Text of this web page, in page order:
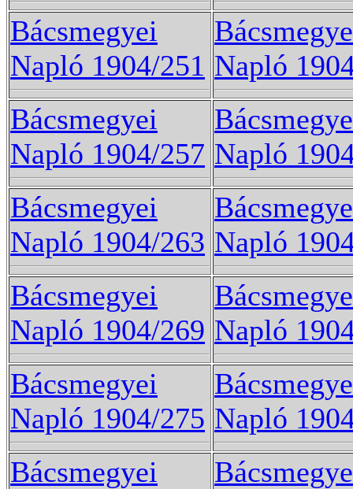
Bácsmegyei
Napló 1904/251 Napló
Bácsmegyei
Napló 1904/257 Napló
Bácsmegyei
Napló 1904/263 Napló
Bácsmegyei
Napló 1904/269 Napló
Bácsmegyei
Napló 1904/275 Napló
Bácsmegyei